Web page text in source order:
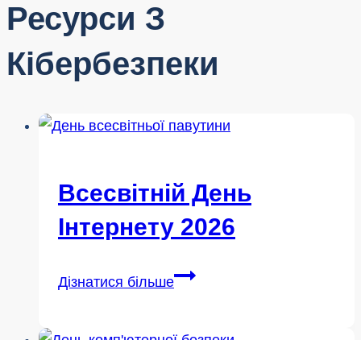
Ресурси З
Кібербезпеки
Всесвітній День
Інтернету 2026
Дізнатися більшеВсесвітній